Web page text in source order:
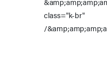
class="k-br"
/